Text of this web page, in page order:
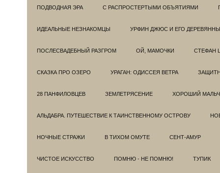
ПОДВОДНАЯ ЭРА С РАСПРОСТЕРТЫМИ ОБЪЯТИЯМИ
ИДЕАЛЬНЫЕ НЕЗНАКОМЦЫ УРФИН ДЖЮС И ЕГО
ПОСЛЕСВАДЕБНЫЙ РАЗГРОМ ОЙ, МАМОЧКИ СТЕФАН
СКАЗКА ПРО ОЗЕРО УРАГАН: ОДИССЕЯ ВЕТРА
28 ПАНФИЛОВЦЕВ ЗЕМЛЕТРЯСЕНИЕ ХОРОШИЙ
АЛЬДАБРА. ПУТЕШЕСТВИЕ К ТАИНСТВЕННОМУ ОСТРОВУ
НОЧНЫЕ СТРАЖИ В ТИХОМ ОМУТЕ СЕНТ-АМУР
ЧИСТОЕ ИСКУССТВО ПОМНЮ - НЕ ПОМНЮ! ТУПИК